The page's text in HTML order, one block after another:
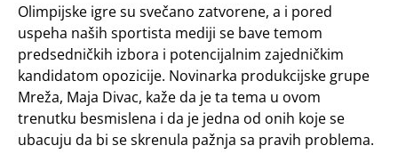
Olimpijske igre su svečano zatvorene, a i pored
uspeha naših sportista mediji se bave temom
predsedničkih izbora i potencijalnim zajedničkim
kandidatom opozicije. Novinarka produkcijske grupe
Mreža, Maja Divac, kaže da je ta tema u ovom
trenutku besmislena i da je jedna od onih koje se
ubacuju da bi se skrenula pažnja sa pravih problema.